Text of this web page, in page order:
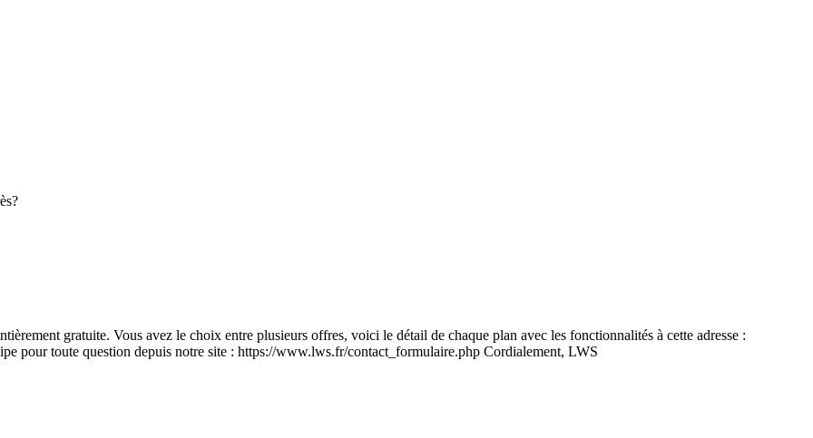
gratuite. Vous avez le choix entre plusieurs offres, voici le détail de chaque plan avec les fonctionnalités à cette adresse :
pour toute question depuis notre site : https://www.lws.fr/contact_formulaire.php Cordialement, LWS